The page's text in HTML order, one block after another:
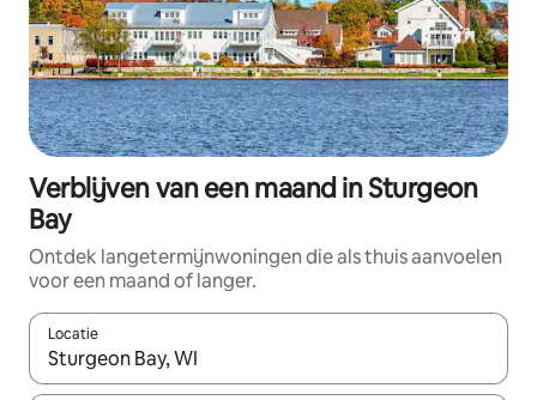
Verblijven van een maand in Sturgeon
Bay
Ontdek langetermijnwoningen die als thuis aanvoelen
voor een maand of langer.
Locatie
Wanneer er resultaten beschikbaar zijn, maak je een keuze